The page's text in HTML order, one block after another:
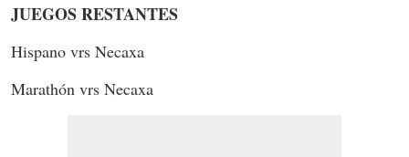
JUEGOS RESTANTES
Hispano vrs Necaxa
Marathón vrs Necaxa